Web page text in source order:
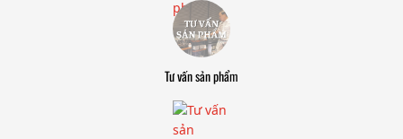
Tư vấn sản phẩm